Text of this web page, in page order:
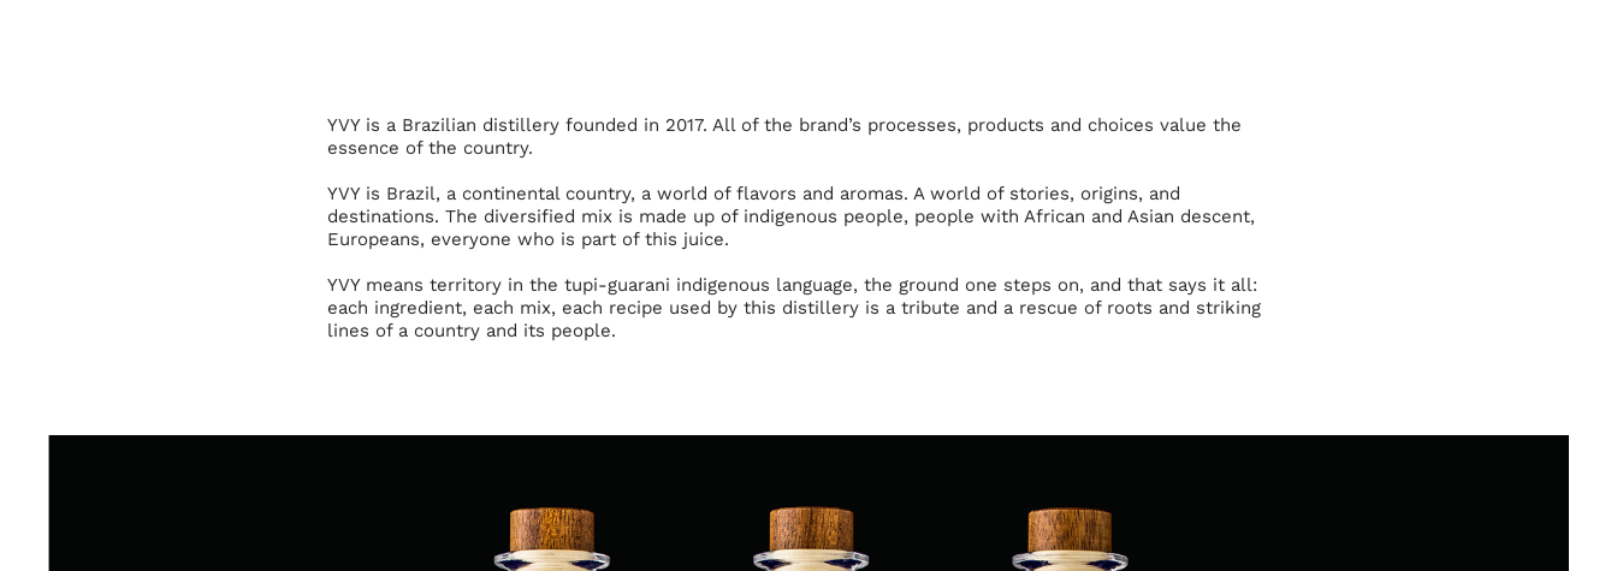
YVY is a Brazilian distillery founded in 2017. All of the brand’s processes, products and choices value the
essence of the country.
YVY is Brazil, a continental country, a world of flavors and aromas. A world of stories, origins, and
destinations. The diversified mix is made up of indigenous people, people with African and Asian descent,
Europeans, everyone who is part of this juice.
YVY means territory in the tupi-guarani indigenous language, the ground one steps on, and that says it all:
each ingredient, each mix, each recipe used by this distillery is a tribute and a rescue of roots and striking
lines of a country and its people.